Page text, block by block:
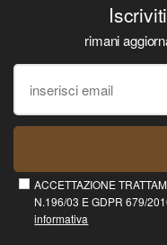
rimani
ACCETTAZIONE
N.196/03 E GDPR 679/
informativa